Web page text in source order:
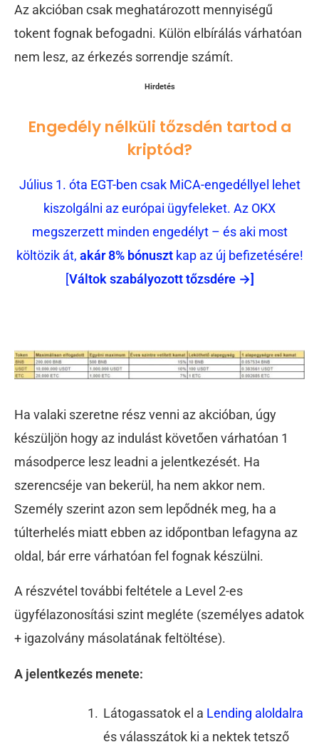
Az akcióban csak meghatározott mennyiségű
tokent fognak befogadni. Külön elbírálás várhatóan
nem lesz, az érkezés sorrendje számít.
Hirdetés
Engedély nélküli tőzsdén tartod a
kriptód?
Július 1. óta EGT-ben csak MiCA-engedéllyel lehet
kiszolgálni az európai ügyfeleket. Az OKX
megszerzett minden engedélyt – és aki most
költözik át, akár 8% bónusztkap az új befizetésére!
[Váltok szabályozott tőzsdére →]
Ha valaki szeretne rész venni az akcióban, úgy
készüljön hogy az indulást követően várhatóan 1
másodperce lesz leadni a jelentkezését. Ha
szerencséje van bekerül, ha nem akkor nem.
Személy szerint azon sem lepődnék meg, ha a
túlterhelés miatt ebben az időpontban lefagyna az
oldal, bár erre várhatóan fel fognak készülni.
A részvétel további feltétele a Level 2-es
ügyfélazonosítási szint megléte (személyes adatok
+ igazolvány másolatának feltöltése).
A jelentkezés menete:
Látogassatok el a Lending aloldalra
és válasszátok ki a nektek tetsző